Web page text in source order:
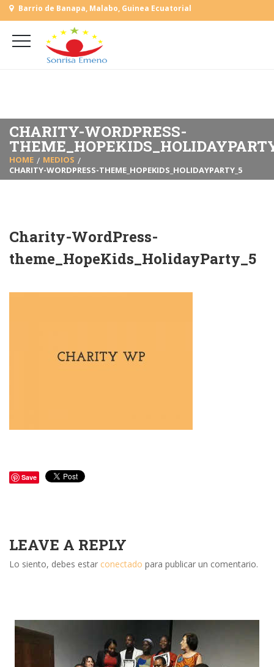
Barrio de Banapa, Malabo, Guinea Ecuatorial
(+240) 555 818930
L-V: 9:00-15:00 Sab, Dom: Cerrado
CHARITY-WORDPRESS-
HOME
MEDIOS
CHARITY-WORDPRESS-THEME_HOPEKIDS_HOLIDAYPARTY_5
Charity-WordPress-
theme_HopeKids_HolidayParty_5
Save
LEAVE A REPLY
Lo siento, debes estar conectado para publicar un comentario.